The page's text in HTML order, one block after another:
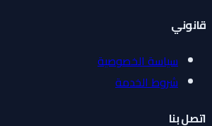
قانوني
سياسة الخصوصية
شروط الخدمة
اتصل بنا